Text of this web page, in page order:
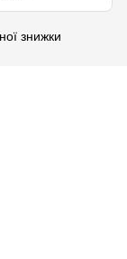
знижки